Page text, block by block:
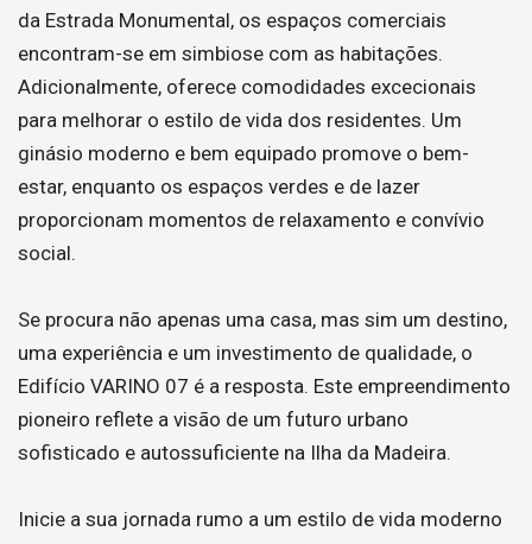
da Estrada Monumental, os espaços comerciais
encontram-se em simbiose com as habitações.
Adicionalmente, oferece comodidades excecionais
para melhorar o estilo de vida dos residentes. Um
ginásio moderno e bem equipado promove o bem-
estar, enquanto os espaços verdes e de lazer
proporcionam momentos de relaxamento e convívio
social.
Se procura não apenas uma casa, mas sim um destino,
uma experiência e um investimento de qualidade, o
Edifício VARINO 07 é a resposta. Este empreendimento
pioneiro reflete a visão de um futuro urbano
sofisticado e autossuficiente na Ilha da Madeira.
Inicie a sua jornada rumo a um estilo de vida moderno